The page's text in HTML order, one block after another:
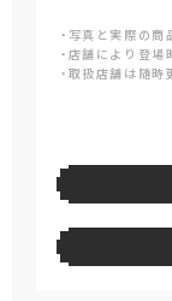
・写真と実際の
・店舗により登
・取扱店舗は随時